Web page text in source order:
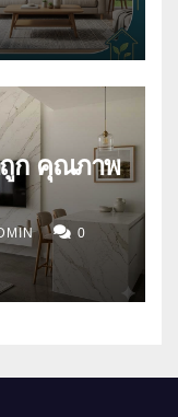
ก คุณภาพ
0